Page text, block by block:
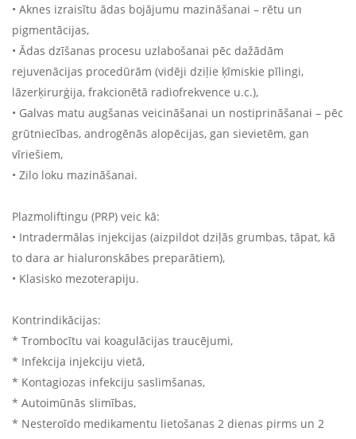
• Aknes izraisītu ādas bojājumu mazināšanai – rētu un
pigmentācijas,
• Ādas dzīšanas procesu uzlabošanai pēc dažādām
rejuvenācijas procedūrām (vidēji dziļie ķīmiskie pīlingi,
lāzerķirurģija, frakcionētā radiofrekvence u.c.),
• Galvas matu augšanas veicināšanai un nostiprināšanai – pēc
grūtniecības, androgēnās alopēcijas, gan sievietēm, gan
vīriešiem,
• Zilo loku mazināšanai.
Plazmoliftingu (PRP) veic kā:
• Intradermālas injekcijas (aizpildot dziļās grumbas, tāpat, kā
to dara ar hialuronskābes preparātiem),
• Klasisko mezoterapiju.
Kontrindikācijas:
* Trombocītu vai koagulācijas traucējumi,
* Infekcija injekciju vietā,
* Kontagiozas infekciju saslimšanas,
* Autoimūnās slimības,
* Nesteroīdo medikamentu lietošanas 2 dienas pirms un 2